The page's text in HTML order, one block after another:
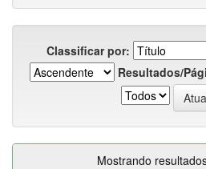
Classificar por:
Resultados/
Mostrando